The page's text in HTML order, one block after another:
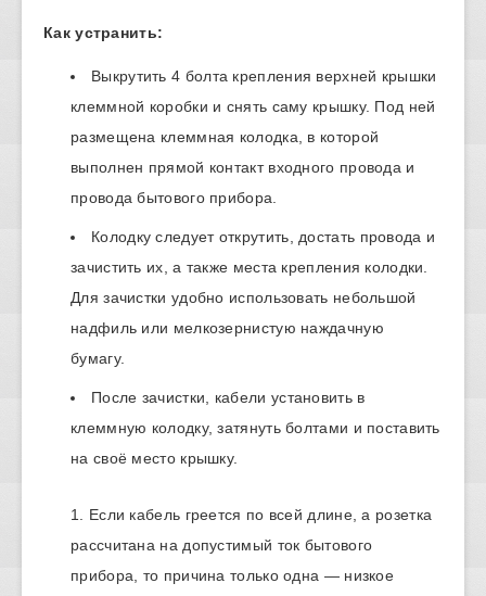
Как устранить:
Выкрутить 4 болта крепления верхней крышки
клеммной коробки и снять саму крышку. Под ней
размещена клеммная колодка, в которой
выполнен прямой контакт входного провода и
провода бытового прибора.
Колодку следует открутить, достать провода и
зачистить их, а также места крепления колодки.
Для зачистки удобно использовать небольшой
надфиль или мелкозернистую наждачную
бумагу.
После зачистки, кабели установить в
клеммную колодку, затянуть болтами и поставить
на своё место крышку.
Если кабель греется по всей длине, а розетка
рассчитана на допустимый ток бытового
прибора, то причина только одна — низкое